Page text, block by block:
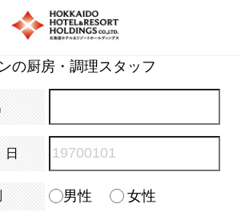
の厨房・調理スタッフ
男性 女性